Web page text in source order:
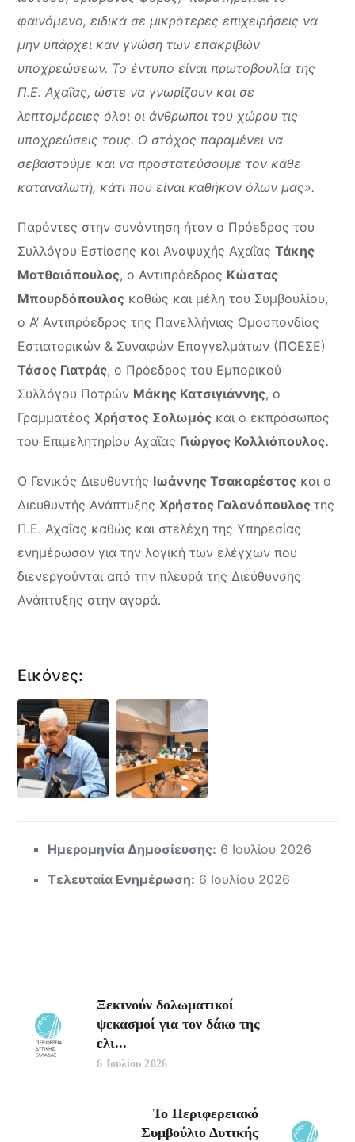
φαινόμενο, ειδικά σε μικρότερες επιχειρήσεις να
μην υπάρχει καν γνώση των επακριβών
υποχρεώσεων. Το έντυπο είναι πρωτοβουλία της
Π.Ε. Αχαΐας, ώστε να γνωρίζουν και σε
λεπτομέρειες όλοι οι άνθρωποι του χώρου τις
υποχρεώσεις τους. Ο στόχος παραμένει να
σεβαστούμε και να προστατεύσουμε τον κάθε
καταναλωτή, κάτι που είναι καθήκον όλων μας».
Παρόντες στην συνάντηση ήταν ο Πρόεδρος του
Συλλόγου Εστίασης και Αναψυχής ΑχαΐαςΤάκης
Ματθαιόπουλος, ο Αντιπρόεδρος Κώστας
Μπουρδόπουλος καθώς και μέλη του Συμβουλίου,
ο Α’ Αντιπρόεδρος της Πανελλήνιας Ομοσπονδίας
Εστιατορικών & Συναφών Επαγγελμάτων (ΠΟΕΣΕ)
Τάσος Γιατράς, ο Πρόεδρος του Εμπορικού
Συλλόγου Πατρών Μάκης Κατσιγιάννης, ο
ΓραμματέαςΧρήστος Σολωμός και ο εκπρόσωπος
του Επιμελητηρίου Αχαΐας Γιώργος Κολλιόπουλος.
Ο Γενικός Διευθυντής Ιωάννης Τσακαρέστος και ο
Διευθυντής ΑνάπτυξηςΧρήστος Γαλανόπουλοςτης
Π.Ε. Αχαΐας καθώς και στελέχη της Υπηρεσίας
ενημέρωσαν για την λογική των ελέγχων που
διενεργούνται από την πλευρά της Διεύθυνσης
Ανάπτυξης στην αγορά.
Εικόνες:
Ημερομηνία Δημοσίευσης: 6 Ιουλίου 2026
Τελευταία Ενημέρωση: 6 Ιουλίου 2026
Ξεκινούν δολωματικοί
ψεκασμοί για τον δάκο της
ελι...
6 Ιουλίου 2026
Το Περιφερειακό
Συμβούλιο Δυτικής